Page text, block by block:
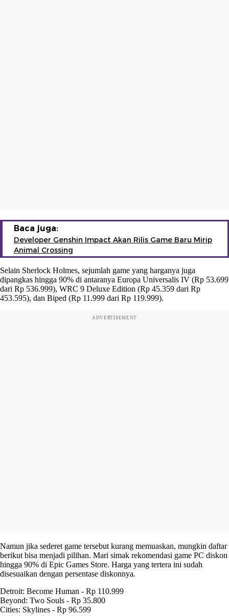
Baca juga:
Developer Genshin Impact Akan Rilis Game Baru Mirip
Animal Crossing
Selain Sherlock Holmes, sejumlah game yang harganya juga
dipangkas hingga 90% di antaranya Europa Universalis IV (Rp 53.699
dari Rp 536.999), WRC 9 Deluxe Edition (Rp 45.359 dari Rp
453.595), dan Biped (Rp 11.999 dari Rp 119.999).
ADVERTISEMENT
Namun jika sederet game tersebut kurang memuaskan, mungkin daftar
berikut bisa menjadi pilihan. Mari simak rekomendasi game PC diskon
hingga 90% di Epic Games Store. Harga yang tertera ini sudah
disesuaikan dengan persentase diskonnya.
Detroit: Become Human - Rp 110.999
Beyond: Two Souls - Rp 35.800
Cities: Skylines - Rp 96.599